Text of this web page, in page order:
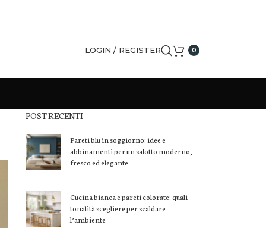
LOGIN / REGISTER 0
POST RECENTI
Pareti blu in soggiorno: idee e
abbinamenti per un salotto moderno,
fresco ed elegante
Cucina bianca e pareti colorate: quali
tonalità scegliere per scaldare
l’ambiente